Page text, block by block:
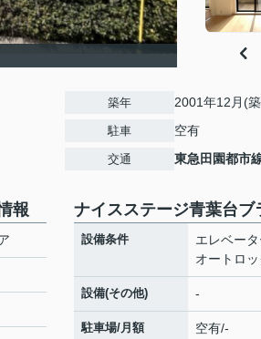
築年 2001年12月(
駐車 空有
交通 東急田園都市
報 ナイスステージ青葉台
設備条件
エレベータ
オートロッ
設備(その他) -
駐車場/月額 空有/-